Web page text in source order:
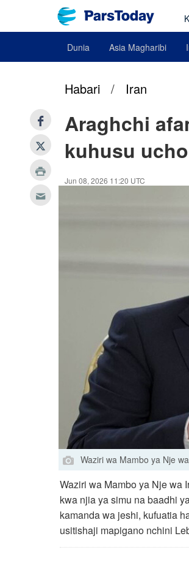
Dunia Asia Magharibi
Habari / Iran
Araghchi
kuhusu
Jun 08, 2026 11:20 UTC
Waziri wa Mambo ya Nje
Waziri wa Mambo ya Nje wa
kwa njia ya simu na baadhi
kamanda wa jeshi, kufuatia
usitishaji mapigano nchini